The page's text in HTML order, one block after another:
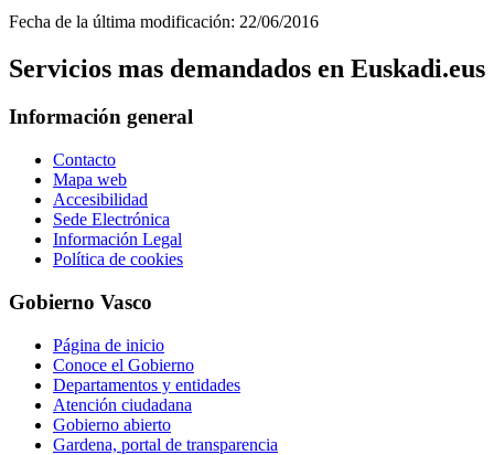
Fecha de la última modificación: 22/06/2016
Servicios mas demandados en Euskadi.eus
Información general
Contacto
Mapa web
Accesibilidad
Sede Electrónica
Información Legal
Política de cookies
Gobierno Vasco
Página de inicio
Conoce el Gobierno
Departamentos y entidades
Atención ciudadana
Gobierno abierto
Gardena, portal de transparencia